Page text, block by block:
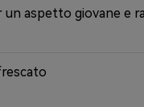
un aspetto giovane e